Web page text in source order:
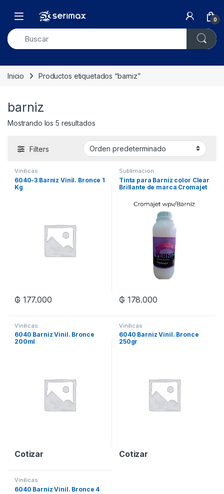
Open 0
Inicio Productos etiquetados “barniz”
barniz
Mostrando los 5 resultados
Filters
Vinilicas
6040-3 Barniz Vinil. Bronce 1
Kg
₲ 177.000
Sublimacion
Tinta para Barniz color Clear
Brillante de marca Cromajet
₲ 178.000
Vinilicas
6040 Barniz Vinil. Bronce
200ml
Cotizar
Vinilicas
6040 Barniz Vinil. Bronce
250gr
Cotizar
Vinilicas
6040 Barniz Vinil. Bronce 4